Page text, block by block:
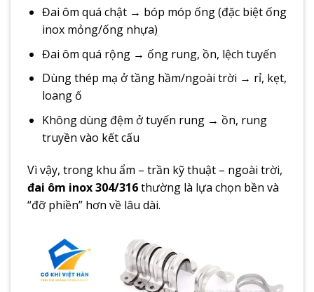
Đai ôm quá chật → bóp móp ống (đặc biệt ống
inox mỏng/ống nhựa)
Đai ôm quá rộng → ống rung, ồn, lệch tuyến
Dùng thép mạ ở tầng hầm/ngoài trời → rỉ, kẹt,
loang ố
Không dùng đệm ở tuyến rung → ồn, rung
truyền vào kết cấu
Vì vậy, trong khu ẩm – trần kỹ thuật – ngoài trời,
đai ôm inox 304/316thường là lựa chọn bền và
“đỡ phiền” hơn về lâu dài.